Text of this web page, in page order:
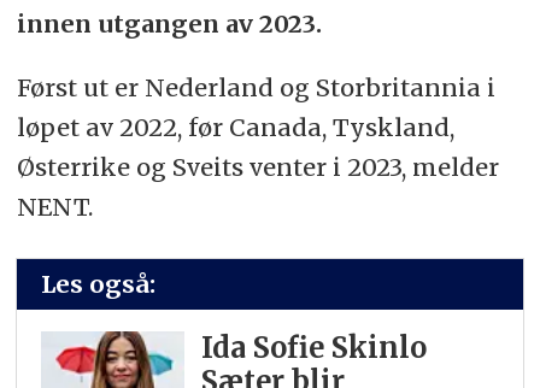
innen utgangen av 2023.
Først ut er Nederland og Storbritannia i
løpet av 2022, før Canada, Tyskland,
Østerrike og Sveits venter i 2023, melder
NENT.
Les også:
Ida Sofie Skinlo